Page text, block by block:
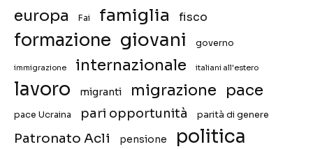
europa Fai famiglia fisco
formazione giovani governo
immigrazione internazionale italiani all'estero
lavoro migranti migrazione pace
pace Ucraina pari opportunità parità di genere
Patronato Acli pensione politica